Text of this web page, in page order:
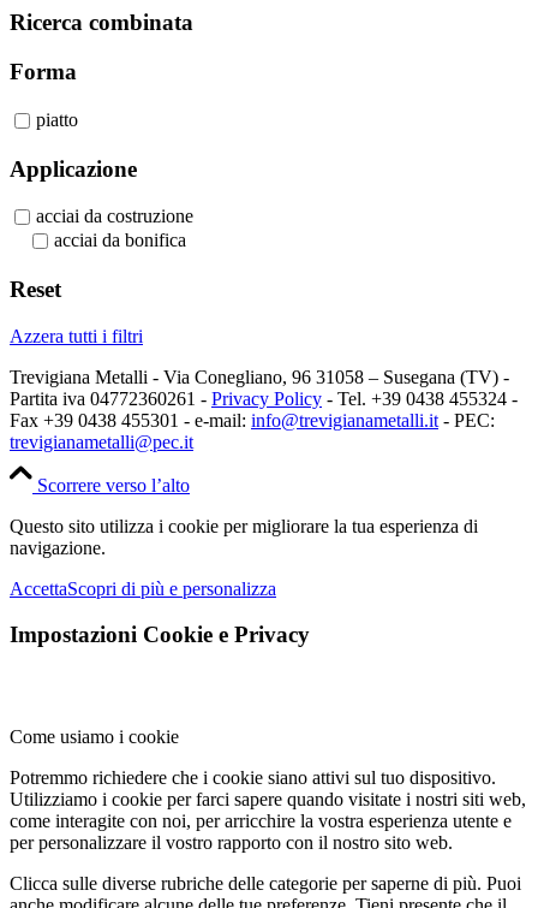
Ricerca combinata
Forma
piatto
Applicazione
acciai da costruzione
acciai da bonifica
Reset
Azzera tutti i filtri
Trevigiana Metalli - Via Conegliano, 96 31058 – Susegana (TV) -
Partita iva 04772360261 - Privacy Policy - Tel. +39 0438 455324 -
Fax +39 0438 455301 - e-mail: info@trevigianametalli.it - PEC:
trevigianametalli@pec.it
Scorrere verso l’alto
Questo sito utilizza i cookie per migliorare la tua esperienza di
navigazione.
AccettaScopri di più e personalizza
Impostazioni Cookie e Privacy
Come usiamo i cookie
Potremmo richiedere che i cookie siano attivi sul tuo dispositivo.
Utilizziamo i cookie per farci sapere quando visitate i nostri siti web,
come interagite con noi, per arricchire la vostra esperienza utente e
per personalizzare il vostro rapporto con il nostro sito web.
Clicca sulle diverse rubriche delle categorie per saperne di più. Puoi